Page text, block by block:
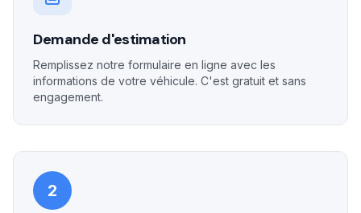
Demande d'estimation
Remplissez notre formulaire en ligne avec les
informations de votre véhicule. C'est gratuit et sans
engagement.
2